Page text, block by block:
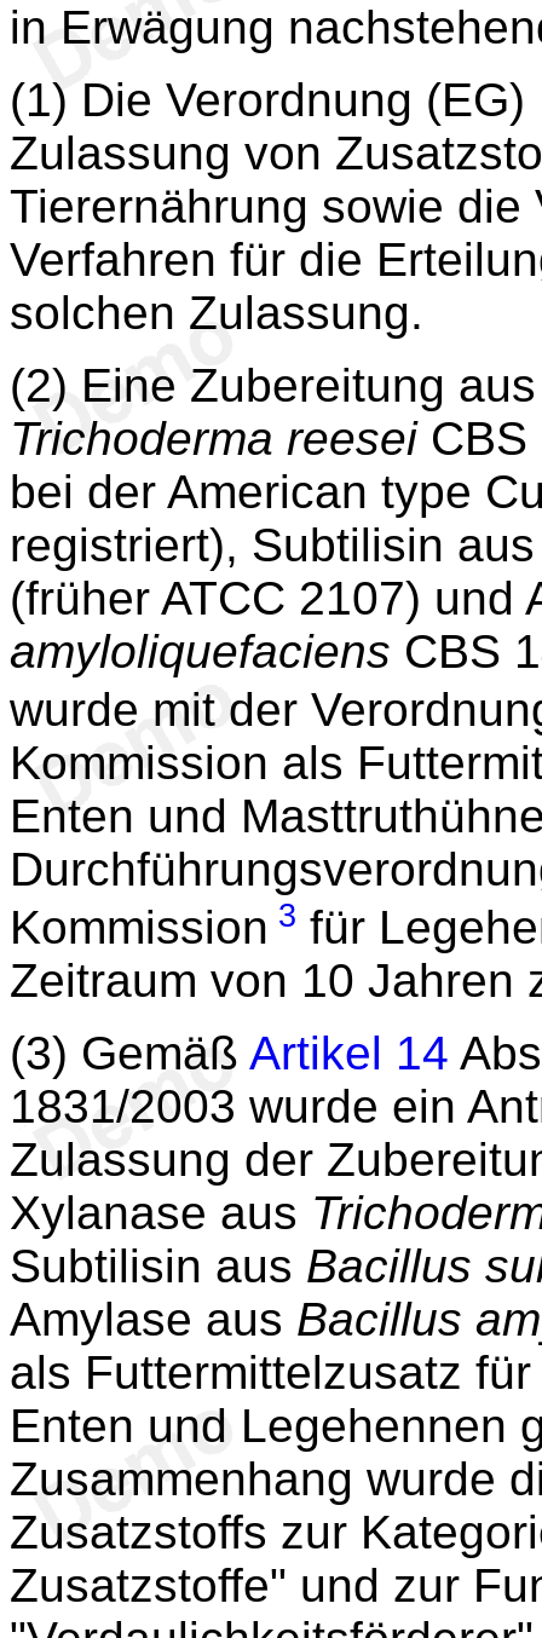
in Erwägung
(1) Die Verordnung
Zulassung von
Tierernährung sowie
Verfahren für die
solchen Zulassung.
(2) Eine Zubereitung
Trichoderma reeseiCBS
bei der American type
registriert), Subtilisin aus
(früher ATCC 2107) und
amyloliquefaciens CBS
wurde mit der
Kommission als
Enten und
Kommission 3 für
Zeitraum von 10 Jahren
(3) Gemäß Artikel 14
1831/2003 wurde ein
Zulassung der
Xylanase aus
Subtilisin aus Bacillus
Amylase aus Bacillus
als Futtermittelzusatz
Enten und Legehennen
Zusammenhang wurde
Zusatzstoffs zur
Zusatzstoffe" und zur